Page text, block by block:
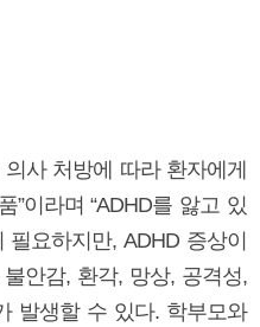
사 처방에 따라 환자에게
”이라며 “ADHD를 앓고 있
요하지만, ADHD 증상이
안감, 환각, 망상, 공격성,
발생할 수 있다. 학부모와